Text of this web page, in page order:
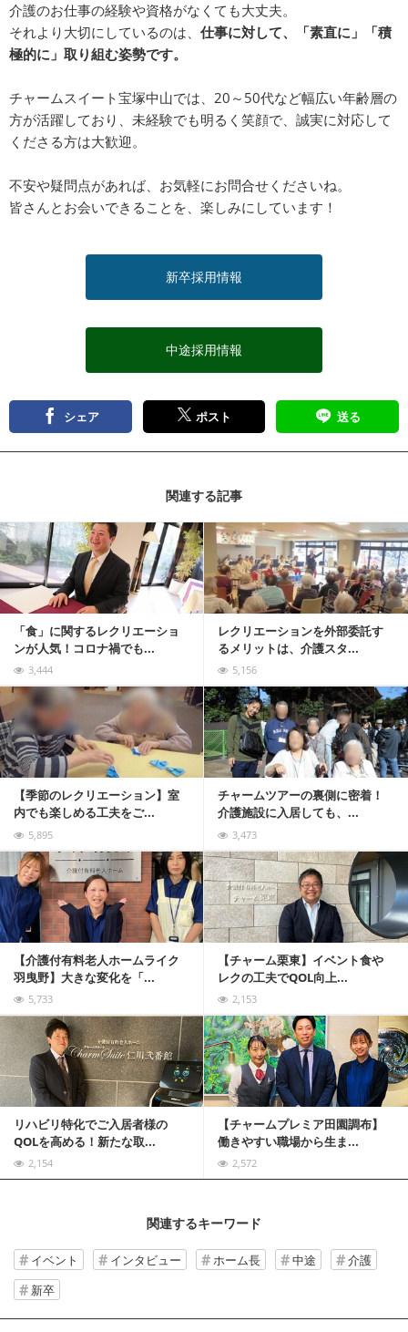
介護のお仕事の経験や資格がなくても大丈夫。
それより大切にしているのは、 仕事に対して、「素直に」「積
極的に」取り組む姿勢です。
チャームスイート宝塚中山では、20～50代など幅広い年齢層の
方が活躍しており、未経験でも明るく笑顔で、誠実に対応して
くださる方は大歓迎。
不安や疑問点があれば、お気軽にお問合せくださいね。
皆さんとお会いできることを、楽しみにしています！
新卒採用情報
中途採用情報
シェア ポスト 送る
関連する記事
「食」に関するレクリエーショ
ンが人気！コロナ禍でも...
3,444
レクリエーションを外部委託す
るメリットは、介護スタ...
5,156
記事を読む
【季節のレクリエーション】室
内でも楽しめる工夫をご...
5,895
チャームツアーの裏側に密着！
介護施設に入居しても、...
3,473
記事を読む
【介護付有料老人ホームライク
羽曳野】大きな変化を「...
5,733
【チャーム栗東】イベント食や
レクの工夫でQOL向上...
2,153
記事を読む
リハビリ特化でご入居者様の
QOLを高める！新たな取...
2,154
【チャームプレミア田園調布】
働きやすい職場から生ま...
2,572
記事を読む
関連するキーワード
イベント インタビュー ホーム長 中途
介護
新卒